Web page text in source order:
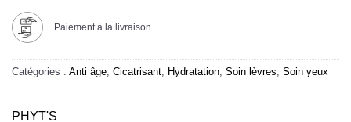
Paiement à la livraison.
Catégories : Anti âge Cicatrisant Hydratation Soin lèvres Soin yeux
PHYT'S